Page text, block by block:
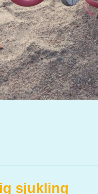
sjukling